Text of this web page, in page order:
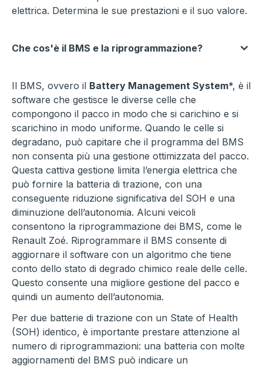
elettrica. Determina le sue prestazioni e il suo valore.
Che cos'è il BMS e la riprogrammazione?
Il BMS, ovvero il Battery Management System*, è il
software che gestisce le diverse celle che
compongono il pacco in modo che si carichino e si
scarichino in modo uniforme. Quando le celle si
degradano, può capitare che il programma del BMS
non consenta più una gestione ottimizzata del pacco.
Questa cattiva gestione limita l’energia elettrica che
può fornire la batteria di trazione, con una
conseguente riduzione significativa del SOH e una
diminuzione dell’autonomia. Alcuni veicoli
consentono la riprogrammazione dei BMS, come le
Renault Zoé. Riprogrammare il BMS consente di
aggiornare il software con un algoritmo che tiene
conto dello stato di degrado chimico reale delle celle.
Questo consente una migliore gestione del pacco e
quindi un aumento dell’autonomia.
Per due batterie di trazione con un State of Health
(SOH) identico, è importante prestare attenzione al
numero di riprogrammazioni: una batteria con molte
aggiornamenti del BMS può indicare un